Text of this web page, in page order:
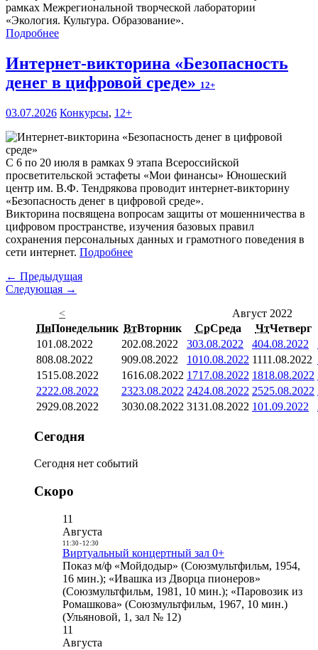
рамках Межрегиональной творческой лаборатории
«Экология. Культура. Образование».
Подробнее
Интернет-викторина «Безопасность
денег в цифровой среде» 12+
03.07.2026 Конкурсы, 12+
С 6 по 20 июля в рамках 9 этапа Всероссийской
просветительской эстафеты «Мои финансы» Юношеский
центр им. В.Ф. Тендрякова проводит интернет-викторину
«Безопасность денег в цифровой среде».
Викторина посвящена вопросам защиты от мошенничества в
цифровом пространстве, изучения базовых правил
сохранения персональных данных и грамотного поведения в
сети интернет. Подробнее
← Предыдущая
Следующая →
<
Август 2022
ПнПонедельник ВтВторник СрСреда ЧтЧетверг
101.08.2022 202.08.2022 303.08.2022 404.08.2022
808.08.2022 909.08.2022 1010.08.2022 1111.08.2022
1515.08.2022 1616.08.2022 1717.08.2022 1818.08.2022
2222.08.2022 2323.08.2022 2424.08.2022 2525.08.2022
2929.08.2022 3030.08.2022 3131.08.2022 101.09.2022
Сегодня
Сегодня нет событий
Скоро
11
Августа
11:30- 12:30
Виртуальный концертный зал 0+
Показ м/ф «Мойдодыр» (Союзмультфильм, 1954,
16 мин.); «Ивашка из Дворца пионеров»
(Союзмультфильм, 1981, 10 мин.); «Паровозик из
Ромашкова» (Союзмультфильм, 1967, 10 мин.)
(Ульяновой, 1, зал № 12)
11
Августа